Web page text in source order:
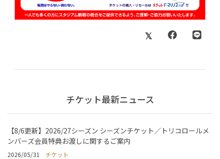
チケット最新ニュース
【8/6更新】2026/27シーズン シーズンチケット／トリコロールメ
ンバーズ会員特典お渡しに関するご案内
2026/05/31 チケット